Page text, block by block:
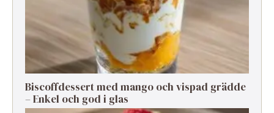
Biscoffdessert med mango och vispad grädde
– Enkel och god i glas